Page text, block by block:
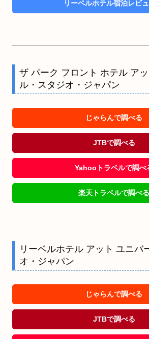
リーベルホテル宿泊レビ
ザ パーク フロント ホテル ア
ル・スタジオ・ジャパン
じゃらんで調べる
JTBで調べる
Yahooトラベルで調べ
楽天トラベルで調べる
リーベルホテル アット ユニバ
オ・ジャパン
じゃらんで調べる
JTBで調べる